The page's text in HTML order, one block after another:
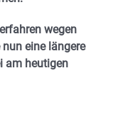
wegen
eine längere
am heutigen